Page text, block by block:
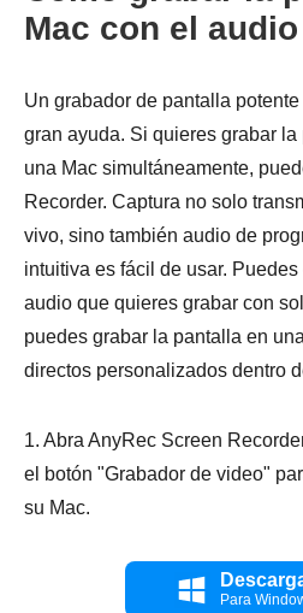
Mac con el
Un grabador de pantalla
gran ayuda. Si quieres grabar
una Mac simultáneamente,
Recorder. Captura no solo
vivo, sino también audio de
intuitiva es fácil de usar.
audio que quieres grabar con
puedes grabar la pantalla en
directos personalizados dentro
1. Abra AnyRec Screen
el botón "Grabador de video"
su Mac.
Para